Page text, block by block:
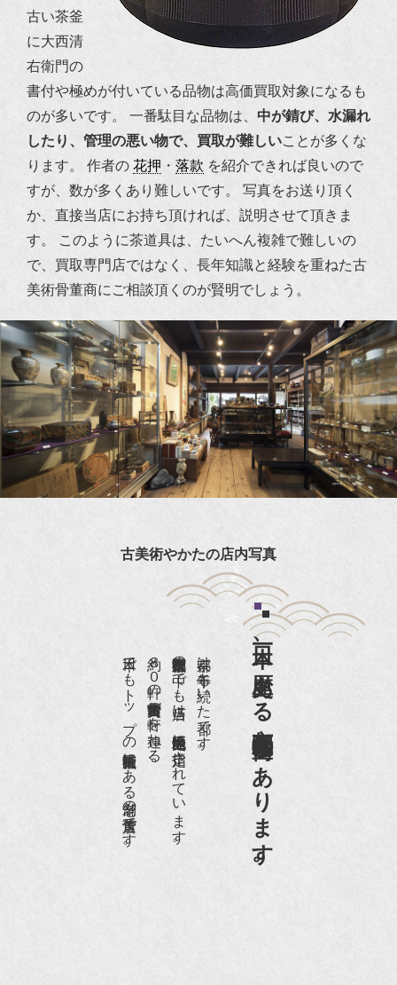
古い茶釜
に大西清
右衛門の
書付や極めが付いている品物は高価買取対象になるも
のが多いです。
一番駄目な品物は、 中が錆び、水漏れ
したり、管理の悪い物で、買取が難しいことが多くな
ります。
作者の 花押 ・ 落款 を紹介できれば良いので
すが、数が多くあり難しいです。
写真をお送り頂く
か、直接当店にお持ち頂ければ、説明させて頂きま
す。
このように茶道具は、たいへん複雑で難しいの
で、買取専門店ではなく、長年知識と経験を重ねた古
美術骨董商にご相談頂くのが賢明でしょう。
古美術やかたの店内写真
日本一、歴史ある
京都祇園骨董街にあります。
京都は千年も続いた都です。
京都祇園骨董街の中でも当店は、歴史的保全地区に指定されています。
約８０軒の古美術骨董商が軒を連ねる、
日本でもトップの祇園骨董街にある老舗の骨董店です。